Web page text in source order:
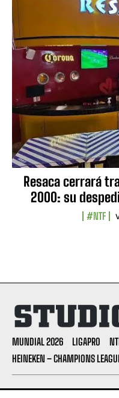
Resaca cerrará
2000: su
#NTF
MUNDIAL 2026 LIGAPRO
HEINEKEN – CHAMPIONS